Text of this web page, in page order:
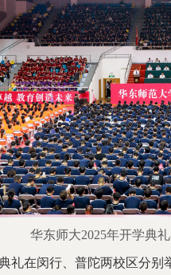
华东师大2025年开学典
在闵行、普陀两校区分别